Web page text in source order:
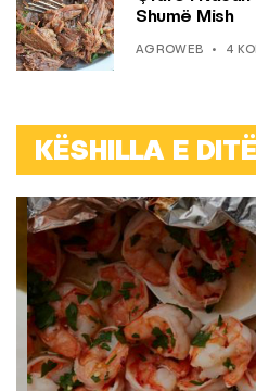
Shumë Mish
AGROWEB 4
KËSHILLA E